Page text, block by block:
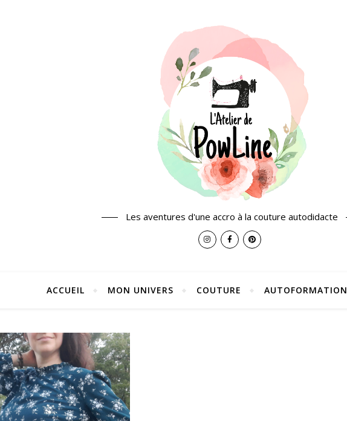
Les aventures d'une accro à la couture autodidacte
ACCUEIL MON UNIVERS COUTURE AUTOFORMATION